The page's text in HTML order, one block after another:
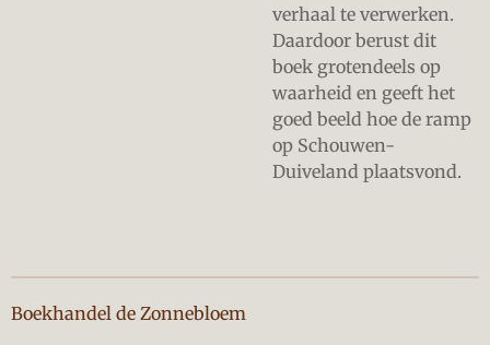
verhaal te verwerken.
Daardoor berust dit
boek grotendeels op
waarheid en geeft het
goed beeld hoe de ramp
op Schouwen-
Duiveland plaatsvond.
Boekhandel de Zonnebloem